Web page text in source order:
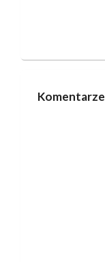
Komentarze